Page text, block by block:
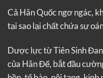
Cả Hãn Quốc ngơ ngác,
tại sao lại chất chứa sự
Dược lực từ Tiên Sinh
của Hãn Đế, bắt đầu